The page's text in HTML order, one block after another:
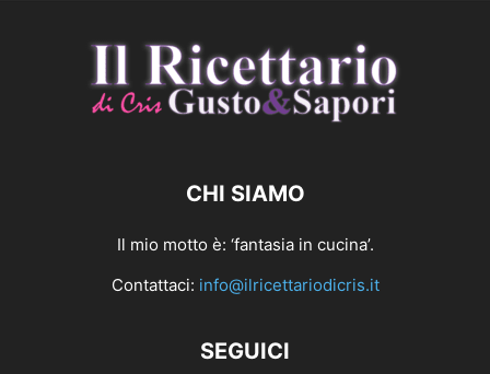
CHI SIAMO
Il mio motto è: ‘fantasia in cucina’.
Contattaci: info@ilricettariodicris.it
SEGUICI